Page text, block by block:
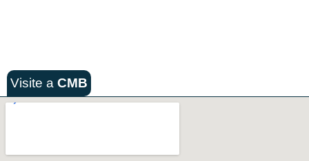
Visite a CMB